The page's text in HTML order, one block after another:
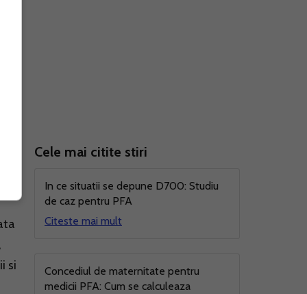
si
Cele mai citite stiri
In ce situatii se depune D700: Studiu
de caz pentru PFA
Citeste mai mult
Concediul de maternitate pentru
medicii PFA: Cum se calculeaza